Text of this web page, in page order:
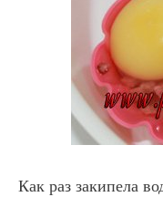
Как раз закипела